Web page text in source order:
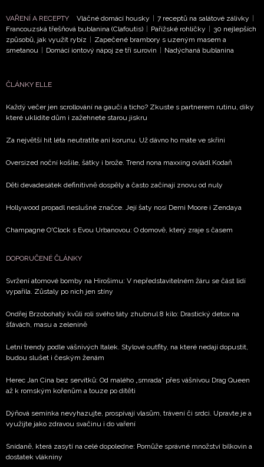
VAŘENÍ A RECEPTY Vláčné domácí housky | 7 receptů na salátové zálivky |
Francouzská třešňová bublanina (Clafoutis) | Pařížské rohlíčky | 30 nejlepších
způsobů, jak využít rybíz | Zapečené brambory s uzeným masem a
smetanou | Domácí iontový nápoj ze tří surovin | Nadýchaná bublanina
ČLÁNKY ELLE
Každý večer jen scrollování na gauči a ticho? Zkuste s partnerem rutinu, díky
které uklidíte dům i zažehnete starou jiskru
Za největší hit léta neutratíte ani korunu. Už dávno ho máte ve skříni
Oversized noční košile, šátky i brože. Trend nona maxxing ovládl Kodaň
Děti devadesátek definitivně dospěly a často začínají znovu od nuly
Hollywood propadl neslušné značce. Její šaty nosí Demi Moore i Zendaya
Champagne O'Clock s Evou Urbanovou: O domově, který zraje s časem
DOPORUČENÉ ČLÁNKY
Svržení atomové bomby na Hirošimu: V nepředstavitelném žáru se část lidí
vypařila. Zůstaly po nich jen stíny
Ondřej Brzobohatý kvůli roli svého táty zhubnul 8 kilo: Drastický detox na
šťávách, masu a zelenině
Letní trendy podle vášnivých Italek. Stylové outfity, na které nedají dopustit,
budou slušet i českým ženám
Herec Jan Cina bez servítků: Od malého „smrada” přes vášnivou Drag Queen
až k romským kořenům a touze po dítěti
Dýňová semínka nevyhazujte, prospívají vlasům, trávení či srdci. Upravte je a
využijte jako zdravou svačinu i do vaření
Snídaně, která zasytí na celé dopoledne: Pomůže správné množství bílkovin a
dostatek vlákniny